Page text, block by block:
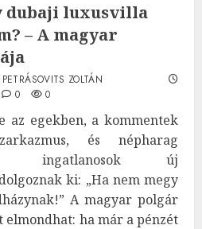
dubaji luxusvilla
– A magyar
ZOLTÁN
0 0
az egekben, a kommentek
és népharag
ingatlanosok új
ki: „Ha nem megy
A magyar polgár
ha már a pénzét